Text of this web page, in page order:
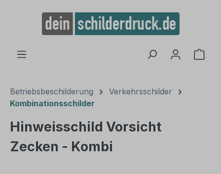
springen
Betriebsbeschilderung
Verkehrsschilder
Kombinationsschilder
Hinweisschild Vorsicht
Zecken - Kombi